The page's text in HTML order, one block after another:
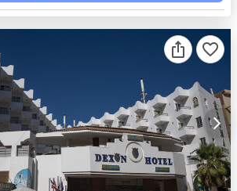
arrow_forward_ios
favorite_border